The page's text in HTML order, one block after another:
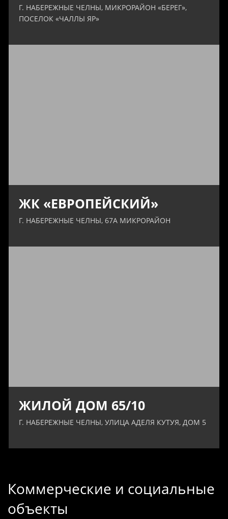
Г. НАБЕРЕЖНЫЕ ЧЕЛНЫ, МИКРОРАЙОН «БЕРЕГ»,
ПОСЕЛОК «ЧАЛЛЫ ЯР»
ЖК «ЕВРОПЕЙСКИЙ»
Г. НАБЕРЕЖНЫЕ ЧЕЛНЫ, 67А МИКРОРАЙОН
ЖИЛОЙ ДОМ 65/10
Г. НАБЕРЕЖНЫЕ ЧЕЛНЫ, УЛИЦА АДЕЛЯ КУТУЯ, ДОМ 5
Коммерческие и социальные
объекты